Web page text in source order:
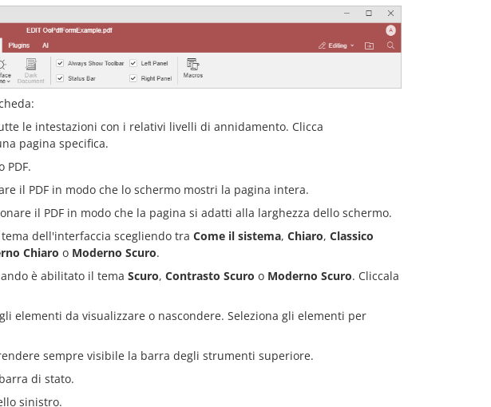
le intestazioni con i relativi livelli di annidamento. Clicca
pagina specifica.
il PDF in modo che lo schermo mostri la pagina intera.
il PDF in modo che la pagina si adatti alla larghezza dello schermo.
dell'interfaccia scegliendo tra Come il sistema, Chiaro, Classico
Chiaro o Moderno Scuro.
è abilitato il tema Scuro, Contrasto Scuro o Moderno Scuro. Cliccala
elementi da visualizzare o nascondere. Seleziona gli elementi per
sempre visibile la barra degli strumenti superiore.
di stato.
sinistro.